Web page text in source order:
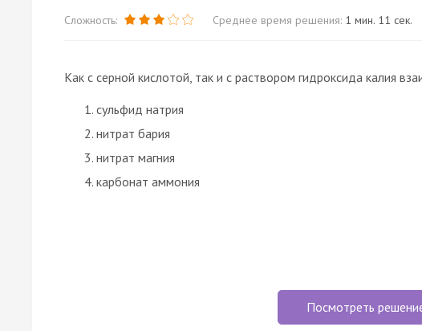
Сложность: Среднее время решения: 1 мин. 11 сек.
Как с серной кислотой, так и с раствором гидроксида калия
сульфид натрия
нитрат бария
нитрат магния
карбонат аммония
Посмотреть